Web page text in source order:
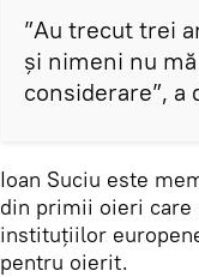
”Au trecut trei
și nimeni nu
considerare”, a
Ioan Suciu este
din primii oieri care
instituțiilor
pentru oierit.